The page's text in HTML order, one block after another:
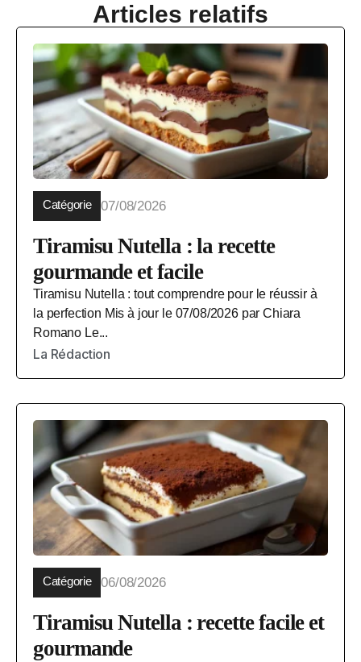
Articles relatifs
Catégorie 07/08/2026
Tiramisu Nutella : la recette
gourmande et facile
Tiramisu Nutella : tout comprendre pour le réussir à
la perfection Mis à jour le 07/08/2026 par Chiara
Romano Le...
La Rédaction
Catégorie 06/08/2026
Tiramisu Nutella : recette facile et
gourmande